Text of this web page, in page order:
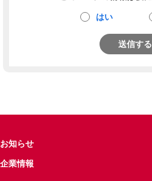
はい
送信する
お知らせ
企業情報